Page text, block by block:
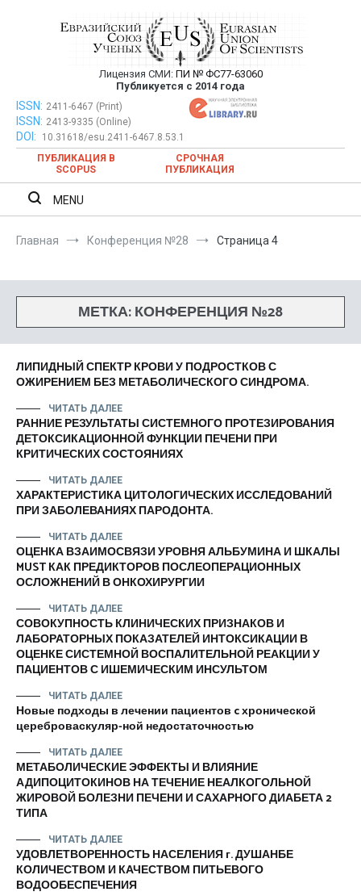
Евразийский Союз Ученых —
публикация научных статей в
ежемесячном научном журнале
Лицензия СМИ: ПИ № ФС77-63060
Публикуется с 2014 года
Евразийский Союз Ученых — публикация научных статей в
ежемесячном научном журнале
ISSN: 2411-6467 (Print)
ISSN: 2413-9335 (Online)
DOI:
10.31618/esu.2411-6467.8.53.1
ПУБЛИКАЦИЯ В
SCOPUS
СРОЧНАЯ
ПУБЛИКАЦИЯ
MENU
Главная Конференция №28 Страница 4
МЕТКА:КОНФЕРЕНЦИЯ №28
ЛИПИДНЫЙ СПЕКТР КРОВИ У ПОДРОСТКОВ С
ОЖИРЕНИЕМ БЕЗ МЕТАБОЛИЧЕСКОГО СИНДРОМА.
ЧИТАТЬ ДАЛЕЕ
РАННИЕ РЕЗУЛЬТАТЫ СИСТЕМНОГО ПРОТЕЗИРОВАНИЯ
ДЕТОКСИКАЦИОННОЙ ФУНКЦИИ ПЕЧЕНИ ПРИ
КРИТИЧЕСКИХ СОСТОЯНИЯХ
ЧИТАТЬ ДАЛЕЕ
ХАРАКТЕРИСТИКА ЦИТОЛОГИЧЕСКИХ ИССЛЕДОВАНИЙ
ПРИ ЗАБОЛЕВАНИЯХ ПАРОДОНТА.
ЧИТАТЬ ДАЛЕЕ
ОЦЕНКА ВЗАИМОСВЯЗИ УРОВНЯ АЛЬБУМИНА И ШКАЛЫ
MUST КАК ПРЕДИКТОРОВ ПОСЛЕОПЕРАЦИОННЫХ
ОСЛОЖНЕНИЙ В ОНКОХИРУРГИИ
ЧИТАТЬ ДАЛЕЕ
СОВОКУПНОСТЬ КЛИНИЧЕСКИХ ПРИЗНАКОВ И
ЛАБОРАТОРНЫХ ПОКАЗАТЕЛЕЙ ИНТОКСИКАЦИИ В
ОЦЕНКЕ СИСТЕМНОЙ ВОСПАЛИТЕЛЬНОЙ РЕАКЦИИ У
ПАЦИЕНТОВ С ИШЕМИЧЕСКИМ ИНСУЛЬТОМ
ЧИТАТЬ ДАЛЕЕ
Новые подходы в лечении пациентов c хронической
цереброваскуляр-ной недостаточностью
ЧИТАТЬ ДАЛЕЕ
МЕТАБОЛИЧЕСКИЕ ЭФФЕКТЫ И ВЛИЯНИЕ
АДИПОЦИТОКИНОВ НА ТЕЧЕНИЕ НЕАЛКОГОЛЬНОЙ
ЖИРОВОЙ БОЛЕЗНИ ПЕЧЕНИ И САХАРНОГО ДИАБЕТА 2
ТИПА
ЧИТАТЬ ДАЛЕЕ
УДОВЛЕТВОРЕННОСТЬ НАСЕЛЕНИЯ г. ДУШАНБЕ
КОЛИЧЕСТВОМ И КАЧЕСТВОМ ПИТЬЕВОГО
ВОДООБЕСПЕЧЕНИЯ